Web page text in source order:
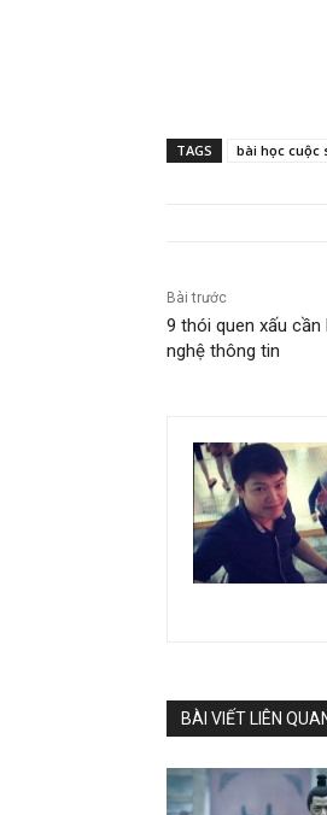
TAGS bài học cuộc
Bài trước
9 thói quen xấu
nghệ thông tin
BÀI VIẾT LIÊN